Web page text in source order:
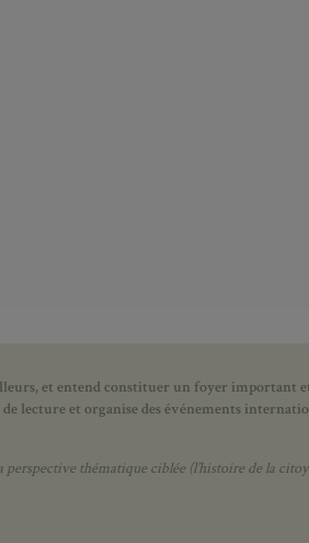
et entend constituer un foyer important
lecture et organise des événements
thématique ciblée (l’histoire de la